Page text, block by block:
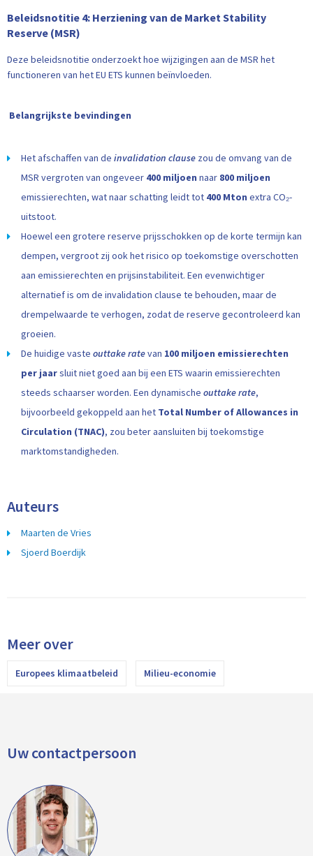
Beleidsnotitie 4: Herziening van de Market Stability
Reserve (MSR)
Deze beleidsnotitie onderzoekt hoe wijzigingen aan de MSR het
functioneren van het EU ETS kunnen beïnvloeden.
Belangrijkste bevindingen
Het afschaffen van de invalidation clause zou de omvang van de
MSR vergroten van ongeveer 400 miljoen naar 800 miljoen
emissierechten, wat naar schatting leidt tot 400 Mton extra CO₂-
uitstoot.
Hoewel een grotere reserve prijsschokken op de korte termijn kan
dempen, vergroot zij ook het risico op toekomstige overschotten
aan emissierechten en prijsinstabiliteit. Een evenwichtiger
alternatief is om de invalidation clause te behouden, maar de
drempelwaarde te verhogen, zodat de reserve gecontroleerd kan
groeien.
De huidige vaste outtake ratevan 100 miljoen emissierechten
per jaarsluit niet goed aan bij een ETS waarin emissierechten
steeds schaarser worden. Een dynamische outtake rate,
bijvoorbeeld gekoppeld aan het Total Number of Allowances in
Circulation (TNAC), zou beter aansluiten bij toekomstige
marktomstandigheden.
Auteurs
Maarten de Vries
Sjoerd Boerdijk
Meer over
Europees klimaatbeleid Milieu-economie
Uw contactpersoon